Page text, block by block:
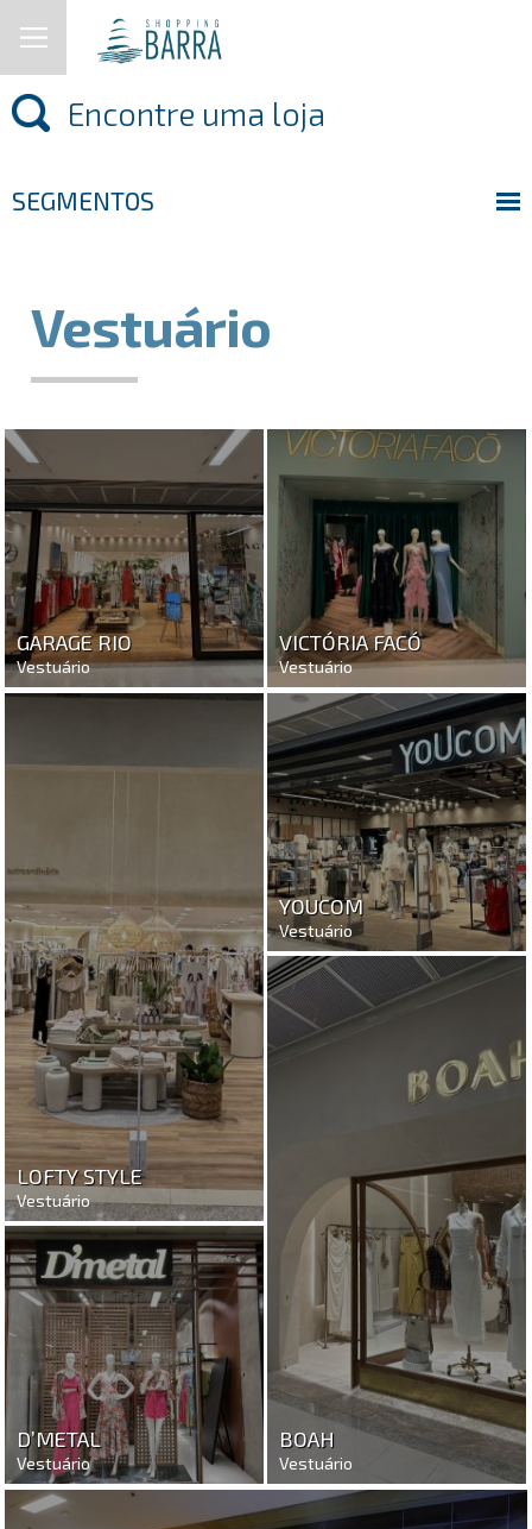
SEGMENTOS
Vestuário
GARAGE RIO
Vestuário
VICTÓRIA FACÓ
Vestuário
LOFTY STYLE
Vestuário
YOUCOM
Vestuário
BOAH
Vestuário
D’METAL
Vestuário